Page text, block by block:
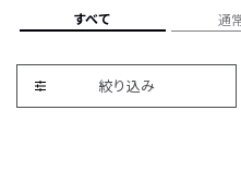
すべて 通
絞り込み